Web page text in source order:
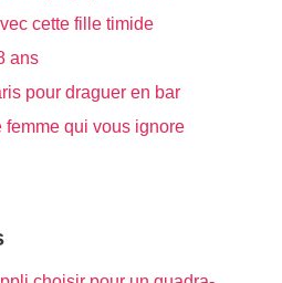
cette fille timide
ans
pour draguer en bar
femme qui vous ignore